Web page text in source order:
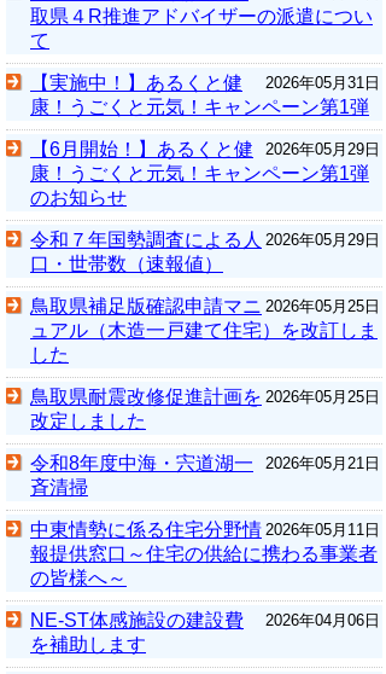
取県４R推進アドバイザーの派遣につい
て
2026年05月31日
【実施中！】あるくと健
康！うごくと元気！キャンペーン第1弾
2026年05月29日
【6月開始！】あるくと健
康！うごくと元気！キャンペーン第1弾
のお知らせ
2026年05月29日
令和７年国勢調査による人
口・世帯数（速報値）
2026年05月25日
鳥取県補足版確認申請マニ
ュアル（木造一戸建て住宅）を改訂しま
した
2026年05月25日
鳥取県耐震改修促進計画を
改定しました
2026年05月21日
令和8年度中海・宍道湖一
斉清掃
2026年05月11日
中東情勢に係る住宅分野情
報提供窓口～住宅の供給に携わる事業者
の皆様へ～
2026年04月06日
NE-ST体感施設の建設費
を補助します